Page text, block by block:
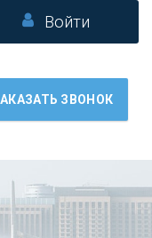
Войти
ЗВОНОК